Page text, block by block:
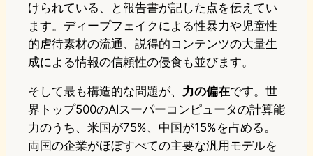
けられている、と報告書が記した点を伝えてい
ます。ディープフェイクによる性暴力や児童性
的虐待素材の流通、説得的コンテンツの大量生
成による情報の信頼性の侵食も並びます。
そして最も構造的な問題が、 力の偏在です。世
界トップ500のAIスーパーコンピュータの計算能
力のうち、米国が75%、中国が15%を占める。
両国の企業がほぼすべての主要な汎用モデルを